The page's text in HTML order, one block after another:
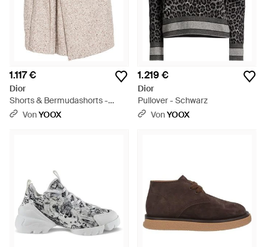
1.117 €
Dior
Shorts & Bermudashorts -
Natur
VonYOOX
1.219 €
Dior
Pullover - Schwarz
VonYOOX